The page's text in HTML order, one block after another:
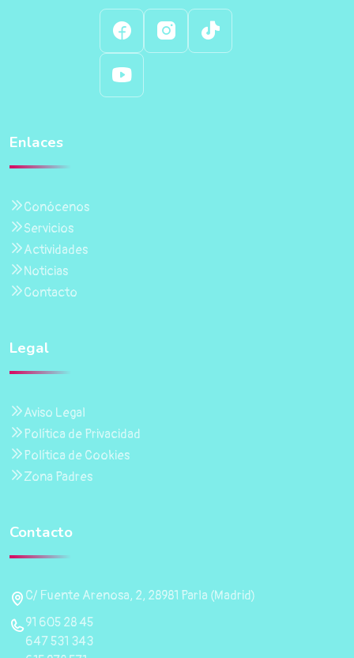
Enlaces
Conócenos
Servicios
Actividades
Noticias
Contacto
Legal
Aviso Legal
Política de Privacidad
Política de Cookies
Zona Padres
Contacto
C/ Fuente Arenosa, 2, 28981 Parla (Madrid)
91 605 28 45
647 531 343